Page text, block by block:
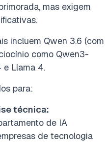
mas exigem
incluem Qwen 3.6 (com
como Qwen3-
e Llama 4.
para:
técnica:
de IA
de tecnologia